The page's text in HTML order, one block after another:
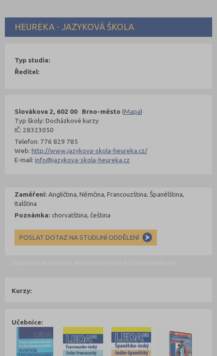
HEUREKA - JAZYKOVÁ ŠKOLA
Slovákova 2, 602 00 Brno-město (Mapa)
Typ školy: Docházkové kurzy
IČ: 28323050
Telefon: 776 829 785
Web:http://www.jazykova-skola-heureka.cz/
E-mail:info@jazykova-skola-heureka.cz
Typ studia:
Ředitel:
Zaměření: Angličtina, Němčina, Francouzština, Španělština,
Italština
Poznámka: chorvatština, čeština
POSLAT DOTAZ NA STUDIJNÍ ODDĚLENÍ
Kurzy:
Učebnice: